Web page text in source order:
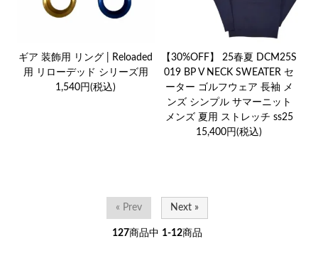
ギア 装飾用 リング | Reloaded
用 リローデッド シリーズ用
1,540円(税込)
【30%OFF】 25春夏 DCM25S
019 BP V NECK SWEATER セ
ーター ゴルフウェア 長袖 メ
ンズ シンプル サマーニット
メンズ 夏用 ストレッチ ss25
15,400円(税込)
« Prev Next »
127商品中 1-12商品